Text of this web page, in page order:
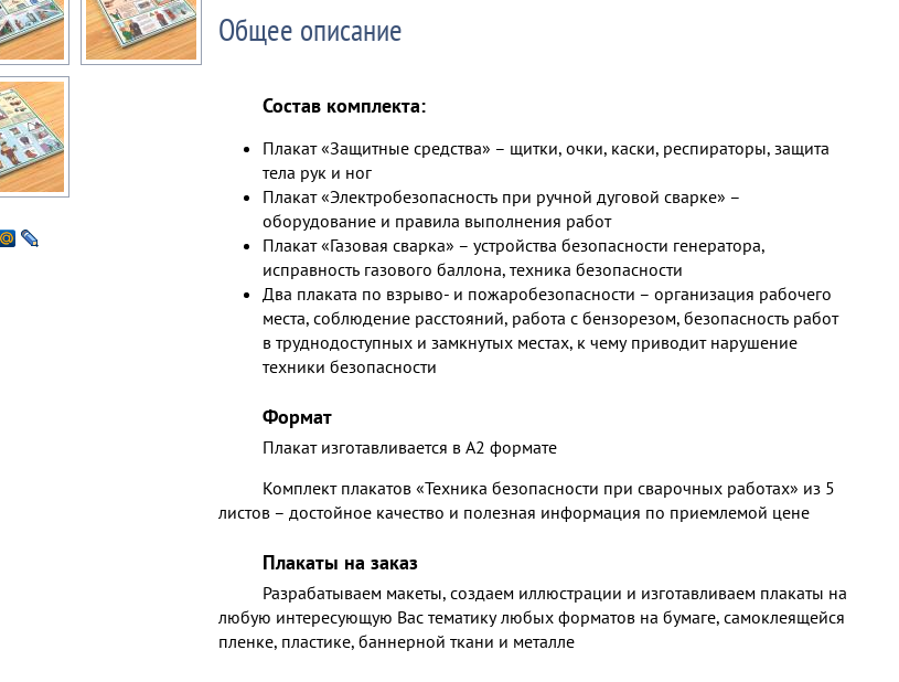
Общее описание
Состав комплекта:
Плакат «Защитные средства» – щитки, очки, каски, респираторы, защита
тела рук и ног
Плакат «Электробезопасность при ручной дуговой сварке» –
оборудование и правила выполнения работ
Плакат «Газовая сварка» – устройства безопасности генератора,
исправность газового баллона, техника безопасности
Два плаката по взрыво- и пожаробезопасности – организация рабочего
места, соблюдение расстояний, работа с бензорезом, безопасность работ
в труднодоступных и замкнутых местах, к чему приводит нарушение
техники безопасности
Формат
Плакат изготавливается в А2 формате
Комплект плакатов «Техника безопасности при сварочных работах» из 5
листов – достойное качество и полезная информация по приемлемой цене
Плакаты на заказ
Разрабатываем макеты, создаем иллюстрации и изготавливаем плакаты на
любую интересующую Вас тематику любых форматов на бумаге, самоклеящейся
пленке, пластике, баннерной ткани и металле